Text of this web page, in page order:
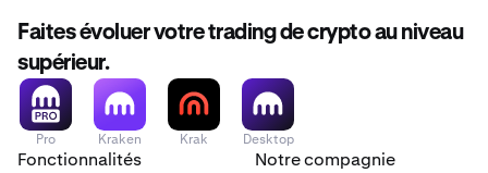
Faites évoluer votre trading de crypto au niveau
supérieur.
Pro Kraken Krak Desktop
Fonctionnalités Notre compagnie